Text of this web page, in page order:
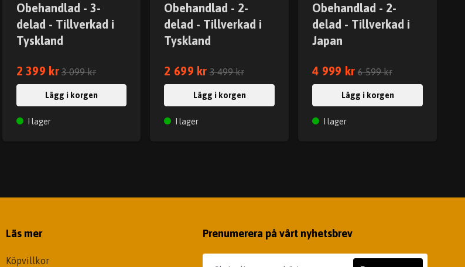
Obehandlad - 3-
delad - Tillverkad i
Tyskland
2 399 kr 3 099 kr
Lägg i korgen
I lager
Obehandlad - 2-
delad - Tillverkad i
Tyskland
2 699 kr 3 499 kr
Lägg i korgen
I lager
Obehandlad - 2-
delad - Tillverkad i
Japan
4 999 kr 6 599 kr
Lägg i korgen
I lager
Läs mer
Köpvillkor
Prenumerera på vårt nyhetsbrev